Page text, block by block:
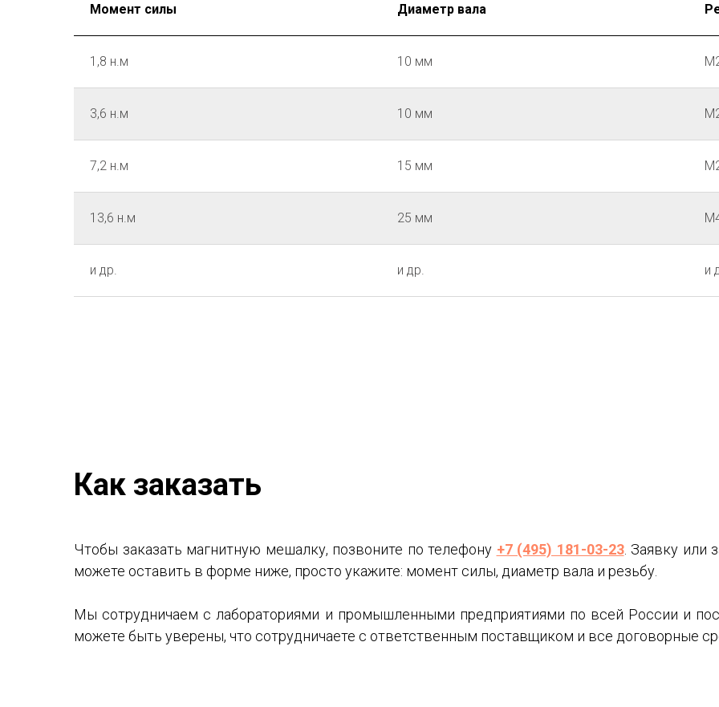
Момент силы Диаметр вала
1,8 н.м 10 мм
3,6 н.м 10 мм
7,2 н.м 15 мм
13,6 н.м 25 мм
и др. и др. и
Как заказать
Чтобы заказать магнитную мешалку, позвоните по телефону +7 (495) 181-03-23. Заявку или
можете оставить в форме ниже, просто укажите: момент силы, диаметр вала и резьбу.
Мы сотрудничаем с лабораториями и промышленными предприятиями по всей России и
можете быть уверены, что сотрудничаете с ответственным поставщиком и все договорные